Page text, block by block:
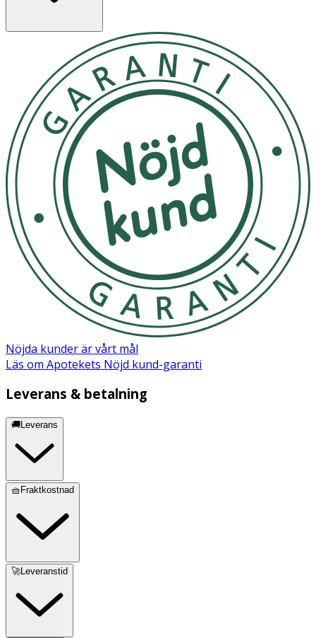
OK för gravida och ammande:
Ingredienser:
Toufilcon B, H2O 50%, UVA skydd > 50%, UVB skydd >
95%
Nöjda kunder är vårt mål
Läs om Apotekets Nöjd kund-garanti
Leverans & betalning
🚚Leverans
🧺Fraktkostnad
🚀Leveranstid